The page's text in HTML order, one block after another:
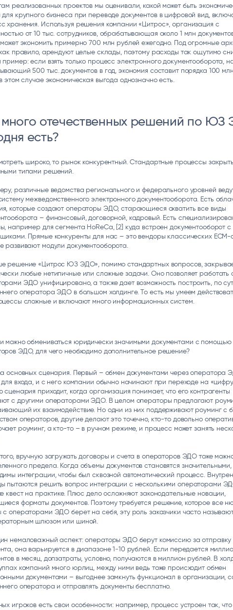
реализованных проектов мы оценивали, какой может быть
для крупного бизнеса при переводе документов в цифровой вид,
хранения. Используя решения компании «Цитрос», организация с
от 10 тыс. сотрудников, обрабатывающая около 1 млн
экономить примерно 700 млн рублей ежегодно. Под огромные
правило, арендуют целые склады, поэтому расходы так ощутимо
пример: если взять только процесс электронного документооборота,
500 тыс. документов в год, экономия составит порядка 100
этом случае экономическая выгода однозначно есть.
много отечественных решений по ЮЗ
есть?
широко, то рынок конкурентный. Стандартные процессы
типами решений.
различные ведомства регионального и федерального уровней
межведомственного электронного документооборота. Есть
которые создают операторы ЭДО, старающиеся охватить все виды
– финансовый, договорной, кадровый. Есть
например для сегмента HoReCa, [2] куда встроен документооборот с
Прямые конкуренты для нас – это вендоры классических ECM-
развивают модули документооборота.
решение «Цитрос ЮЗ ЭДО», помимо стандартных вопросов,
любые нетипичные или сложные задачи. Оно позволяет работать
ЭДО унифицировано, а также дает возможность построить, по
оператора ЭДО в большом холдинге. То есть мы умеем
сложные и включают много информационных систем.
можно обмениваться юридически значимыми документами с помощью
ЭДО, для чего необходимо дополнительное решение?
основных сценария. Первый – обмен документами через оператора
для входа, и с него компании обычно начинают при переходе на
сценария приходит, когда организация понимает, что его контрагенты
с другими операторами ЭДО. В целом операторы предлагают
их взаимодействие. Но одни из них поддерживают роуминг с
операторов, другие делают это точечно, кто-то довольно
роуминг, а кто-то – в ручном режиме, и процесс может занять
вручную загружать договоры и счета в операторов ЭДО тоже
предела. Когда объемы документов становятся значительными,
интеграции, чтобы был сквозной автоматический процесс.
пытаются решить вопрос интеграции с несколькими операторами
квест на практике. Плюс дело осложняют законодательные новации,
форматы документов. Поэтому требуется решение, которое все
с операторами ЭДО берет на себя, эту роль заказчики часто
шлюзом или шиной.
немаловажный аспект: операторы ЭДО берут комиссию за отправку
она варьируется в диапазоне 1‒10 рублей. Если передается
в месяц, допзатраты, условно, получаются в миллион рублей. В
компаний много юрлиц, между ними ведь тоже происходит обмен
документами – выгоднее замкнуть функционал в организации,
оператора и отправлять документы бесплатно.
игроков есть свои особенности: например, процесс устроен так, что